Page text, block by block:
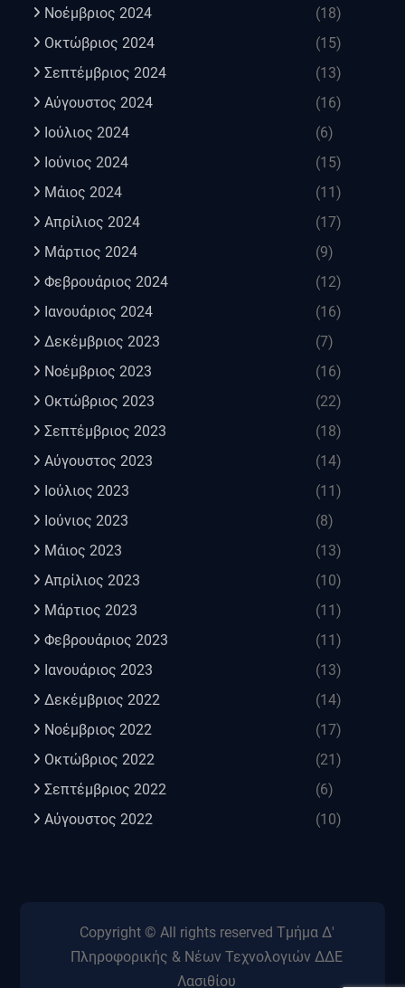
Νοέμβριος 2024
(18)
Οκτώβριος 2024
(15)
Σεπτέμβριος 2024
(13)
Αύγουστος 2024
(16)
Ιούλιος 2024
(6)
Ιούνιος 2024
(15)
Μάιος 2024
(11)
Απρίλιος 2024
(17)
Μάρτιος 2024
(9)
Φεβρουάριος 2024
(12)
Ιανουάριος 2024
(16)
Δεκέμβριος 2023
(7)
Νοέμβριος 2023
(16)
Οκτώβριος 2023
(22)
Σεπτέμβριος 2023
(18)
Αύγουστος 2023
(14)
Ιούλιος 2023
(11)
Ιούνιος 2023
(8)
Μάιος 2023
(13)
Απρίλιος 2023
(10)
Μάρτιος 2023
(11)
Φεβρουάριος 2023
(11)
Ιανουάριος 2023
(13)
Δεκέμβριος 2022
(14)
Νοέμβριος 2022
(17)
Οκτώβριος 2022
(21)
Σεπτέμβριος 2022
(6)
Αύγουστος 2022
(10)
Copyright © All rights reserved Τμήμα Δ'
Πληροφορικής & Νέων Τεχνολογιών ΔΔΕ
Λασιθίου